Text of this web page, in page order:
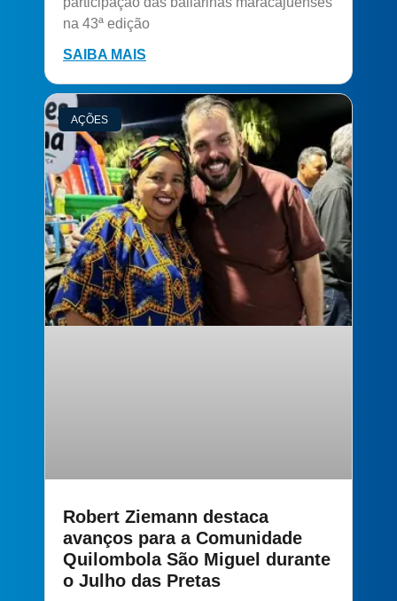
na 43ª edição
SAIBA MAIS
AÇÕES
Robert Ziemann destaca
avanços para a Comunidade
Quilombola São Miguel durante
o Julho das Pretas